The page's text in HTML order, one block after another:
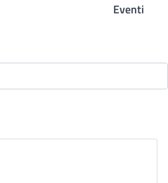
Eventi
Ricerca -